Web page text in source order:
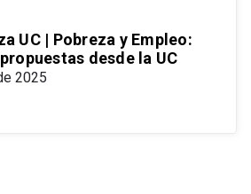
UC | Pobreza y Empleo:
desde la UC
2025